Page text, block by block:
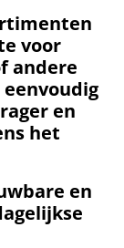
voor
andere
en
het
en